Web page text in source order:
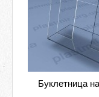
Буклетница